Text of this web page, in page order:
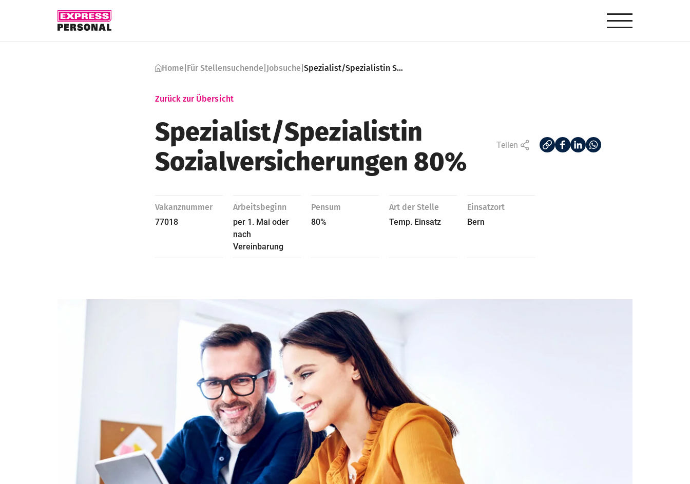
Home|Für Stellensuchende|Jobsuche| Spezialist/Spezialistin Sozialversicherungen 80%
Zurück zur Übersicht
Spezialist​/Spezialistin
Sozialversicherungen 80% Teilen
Vakanznummer
77018
Arbeitsbeginn
per 1. Mai oder
nach
Vereinbarung
Pensum
80%
Art der Stelle
Temp. Einsatz
Einsatzort
Bern